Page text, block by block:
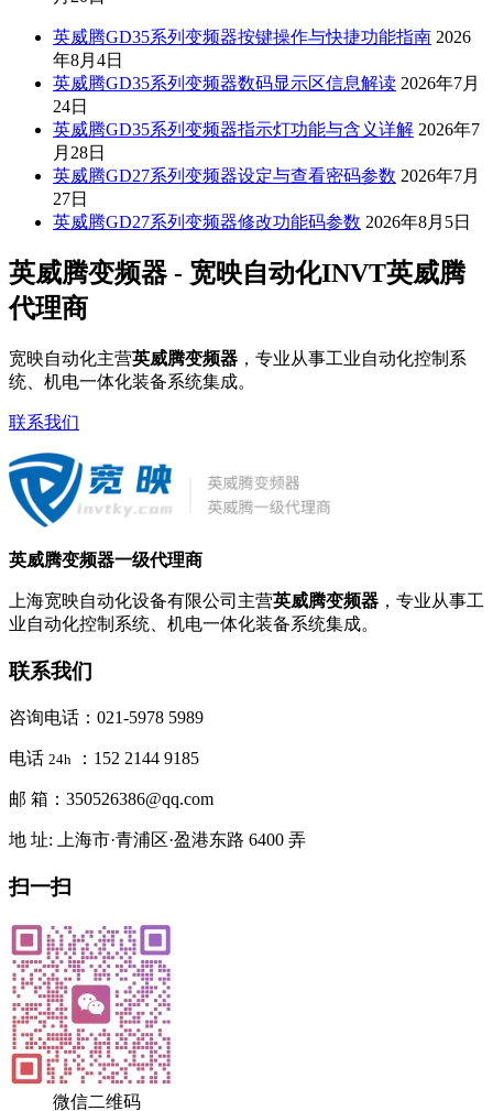
英威腾GD35系列变频器按键操作与快捷功能指南 2026
年8月4日
英威腾GD35系列变频器数码显示区信息解读 2026年7月
24日
英威腾GD35系列变频器指示灯功能与含义详解 2026年7
月28日
英威腾GD27系列变频器设定与查看密码参数 2026年7月
27日
英威腾GD27系列变频器修改功能码参数 2026年8月5日
英威腾变频器 - 宽映自动化INVT英威腾
代理商
宽映自动化主营英威腾变频器 ，专业从事工业自动化控制系
统、机电一体化装备系统集成。
联系我们
英威腾变频器一级代理商
上海宽映自动化设备有限公司主营英威腾变频器 ，专业从事工
业自动化控制系统、机电一体化装备系统集成。
联系我们
咨询电话：021-5978 5989
电话 24h ：152 2144 9185
邮 箱：350526386@qq.com
地 址: 上海市·青浦区·盈港东路 6400 弄
扫一扫
微信二维码